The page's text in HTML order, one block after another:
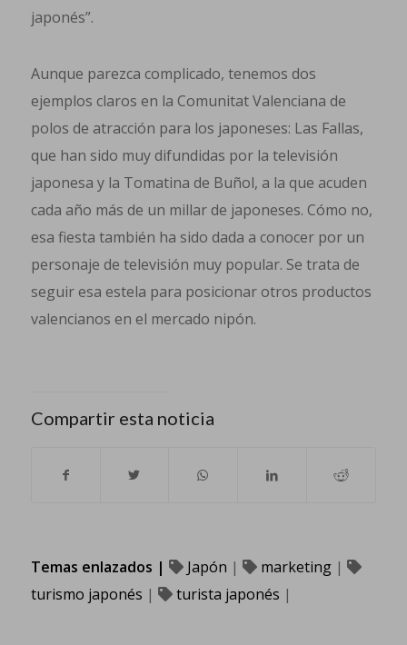
japonés”.
Aunque parezca complicado, tenemos dos
ejemplos claros en la Comunitat Valenciana de
polos de atracción para los japoneses: Las Fallas,
que han sido muy difundidas por la televisión
japonesa y la Tomatina de Buñol, a la que acuden
cada año más de un millar de japoneses. Cómo no,
esa fiesta también ha sido dada a conocer por un
personaje de televisión muy popular. Se trata de
seguir esa estela para posicionar otros productos
valencianos en el mercado nipón.
Compartir esta noticia
Temas enlazados | Japón | marketing |
turismo japonés | turista japonés |